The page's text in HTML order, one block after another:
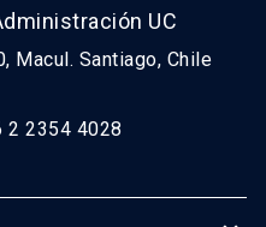
UC
Macul. Santiago, Chile
2 2354 4028